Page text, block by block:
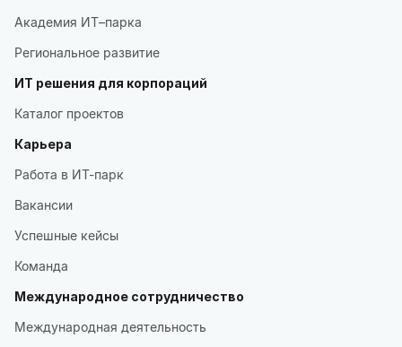
Академия ИТ–парка
Региональное развитие
ИТ решения для корпораций
Каталог проектов
Карьера
Работа в ИТ-парк
Вакансии
Успешные кейсы
Команда
Международное сотрудничество
Международная деятельность